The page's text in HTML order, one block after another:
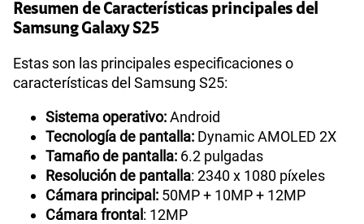
Resumen de Características principales del
Samsung Galaxy S25
Estas son las principales especificaciones o
características del Samsung S25:
Sistema operativo:Android
Tecnología de pantalla: Dynamic AMOLED 2X
Tamaño de pantalla: 6.2 pulgadas
Resolución de pantalla: 2340 x 1080 píxeles
Cámara principal: 50MP + 10MP + 12MP
Cámara frontal: 12MP